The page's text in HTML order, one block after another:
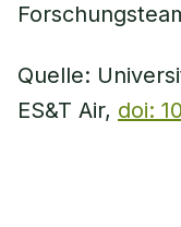
Quelle:
ES&T Air, doi: